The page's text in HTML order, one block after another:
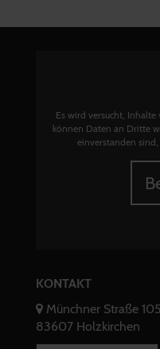
Es wird versucht, Inhalte
können Daten an Dritte
einverstanden sind,
KONTAKT
Münchner Straße 105
83607 Holzkirchen